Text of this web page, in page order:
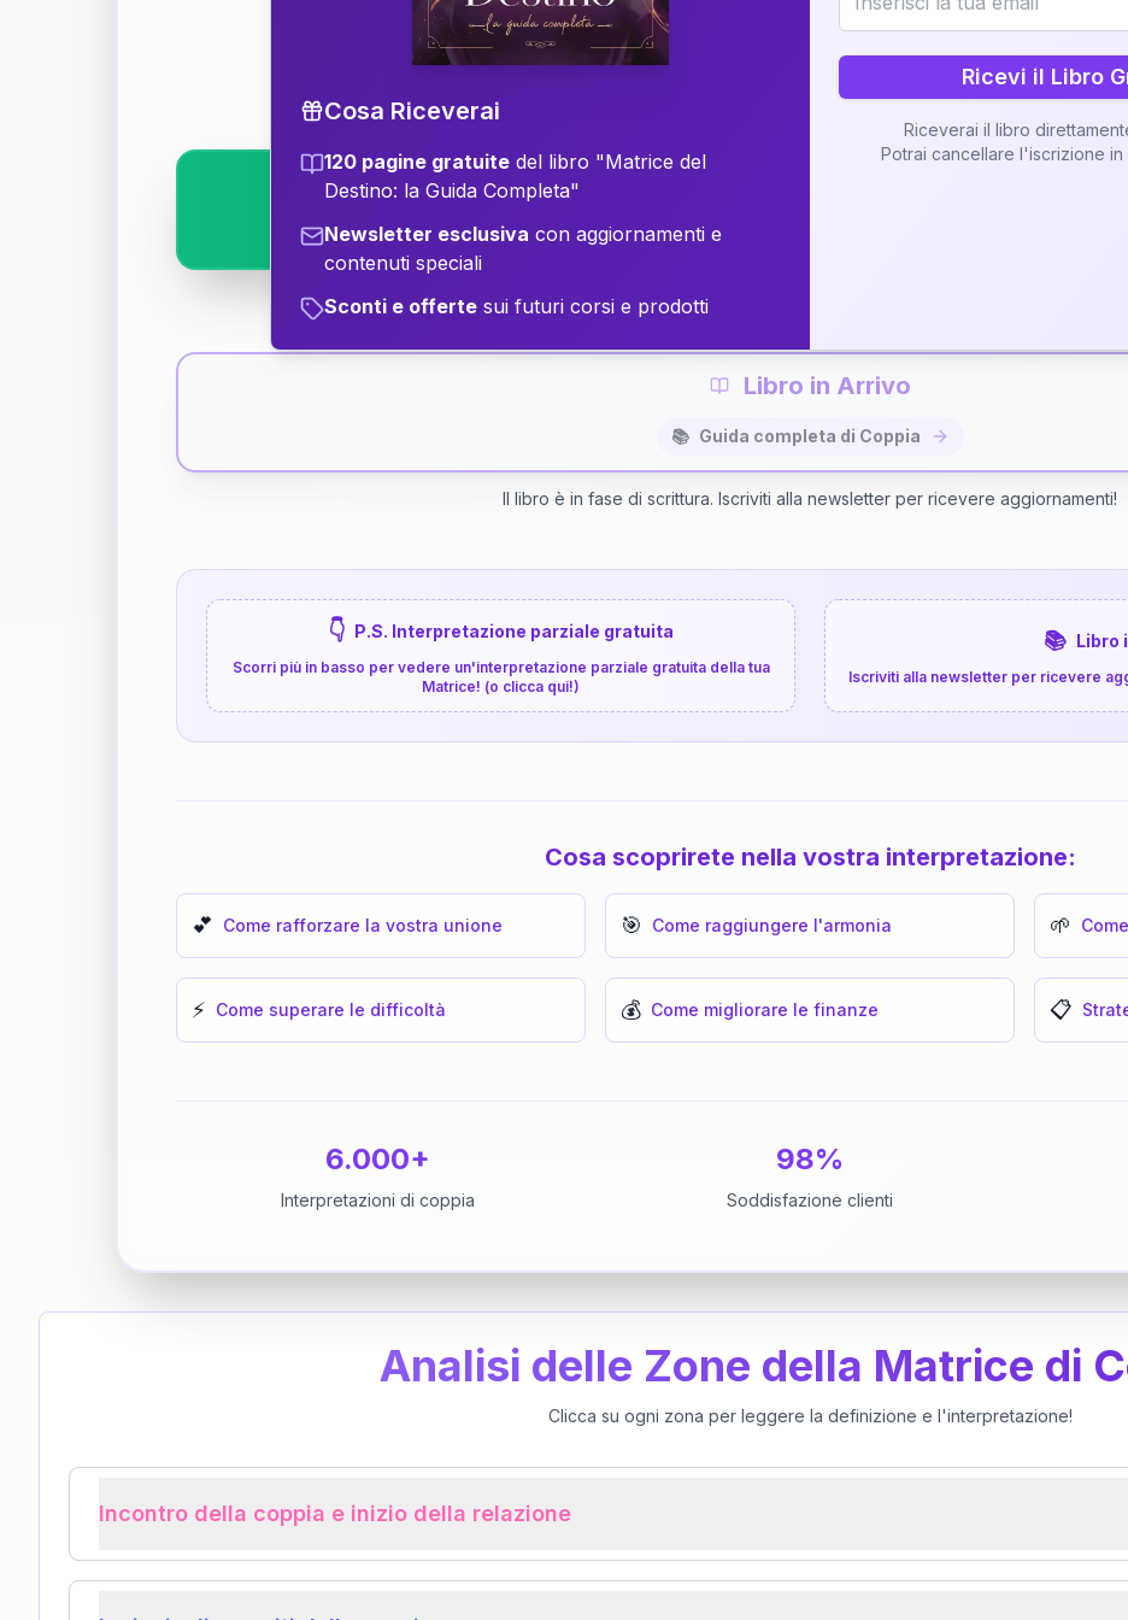
Scopri il significato della vostra Matrice di Coppia attraverso una
✨ Interpretazione personalizzata
⚡
Libro in Arrivo
📚 Guida completa di Coppia
Il libro è in fase di scrittura. Iscriviti alla newsletter per ricevere aggiornamenti!
👇 P.S. Interpretazione parziale gratuita
Scorri più in basso per vedere un'interpretazione parziale gratuita della tua
Matrice! (o clicca qui!)
📚 Libro
Iscriviti alla newsletter per ricevere
Cosa scoprirete nella vostra interpretazione:
💕 Come rafforzare la vostra unione 🎯 Come raggiungere l'armonia 🌱
⚡ Come superare le difficoltà 💰 Come migliorare le finanze 📋
6.000+
Interpretazioni di coppia
98%
Soddisfazione clienti
Analisi delle Zone della Matrice di
Clicca su ogni zona per leggere la definizione e l'interpretazione!
Incontro della coppia e inizio della relazione
Cosa Riceverai
120 pagine gratuite del libro "Matrice del
Destino: la Guida Completa"
Newsletter esclusiva con aggiornamenti e
contenuti speciali
Sconti e offerte sui futuri corsi e prodotti
Ricevi il Libro
Riceverai il libro
Potrai cancellare l'iscrizione in